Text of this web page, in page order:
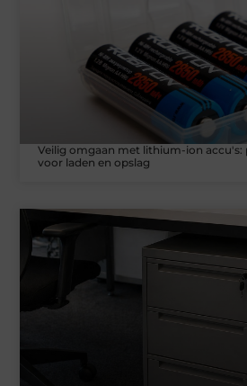
Veilig omgaan met lithium-ion accu's:
voor laden en opslag